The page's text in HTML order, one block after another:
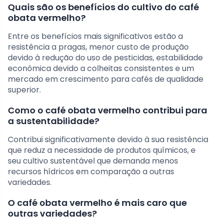
Quais são os benefícios do cultivo do café
obata vermelho?
Entre os benefícios mais significativos estão a
resistência a pragas, menor custo de produção
devido à redução do uso de pesticidas, estabilidade
econômica devido a colheitas consistentes e um
mercado em crescimento para cafés de qualidade
superior.
Como o café obata vermelho contribui para
a sustentabilidade?
Contribui significativamente devido à sua resistência
que reduz a necessidade de produtos químicos, e
seu cultivo sustentável que demanda menos
recursos hídricos em comparação a outras
variedades.
O café obata vermelho é mais caro que
outras variedades?